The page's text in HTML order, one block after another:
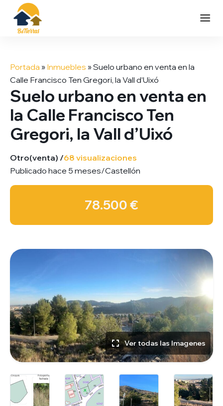
contenido
Portada » Inmuebles »Suelo urbano en venta en la
Calle Francisco Ten Gregori, la Vall d’Uixó
Suelo urbano en venta en
la Calle Francisco Ten
Gregori, la Vall d’Uixó
Otro(venta) /68 visualizaciones
Publicado hace 5 meses/Castellón
78.500 €
Ver todas las Imagenes